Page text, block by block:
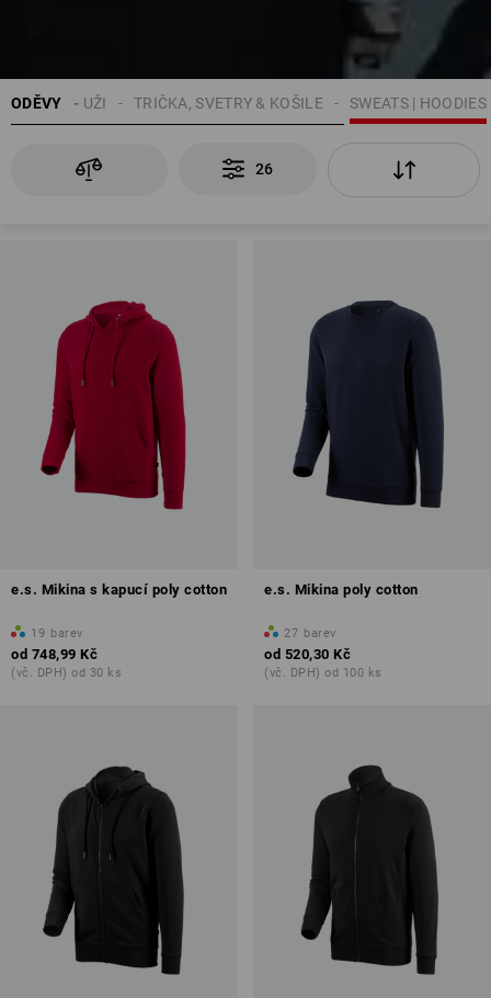
ODĚVY SWEATS | HOODIES
TRIČKA, SVETRY & KOŠILE
MUŽI
26
e.s. Mikina s kapucí poly cotton
19 barev
od 748,99 Kč
(vč. DPH) od 30 ks
e.s. Mikina poly cotton
27 barev
od 520,30 Kč
(vč. DPH) od 100 ks